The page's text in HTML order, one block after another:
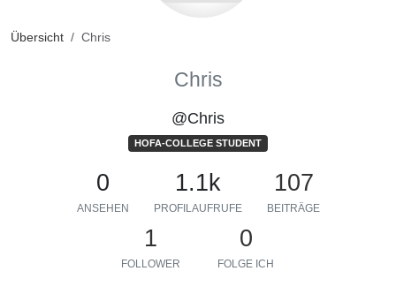
Übersicht Chris
Chris
@Chris
HOFA-COLLEGE STUDENT
0
ANSEHEN
1.1k
PROFILAUFRUFE
107
BEITRÄGE
1
FOLLOWER
0
FOLGE ICH